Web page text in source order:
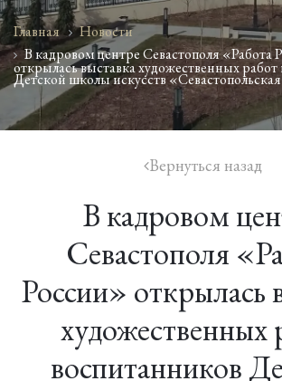
Главная
Новости
В кадровом центре Севастополя «Работа
открылась выставка художественных
Детской школы искусств
icon
Вернуться назад
В кадровом
Севастополя
России» открылась
художественных
воспитанников